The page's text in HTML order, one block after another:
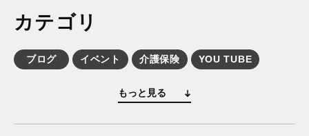
会社概要
お問い合わせ
カテゴリ
ブログ イベント 介護保険 YOU TUBE
ユーザー物語
もっと見る